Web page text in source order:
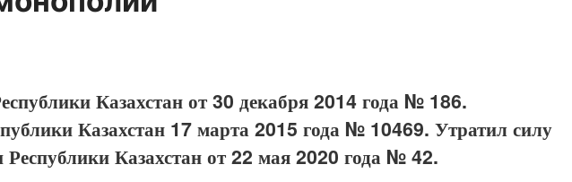
Казахстан от 30 декабря 2014 года № 186.
Казахстан 17 марта 2015 года № 10469. Утратил силу
Казахстан от 22 мая 2020 года № 42.